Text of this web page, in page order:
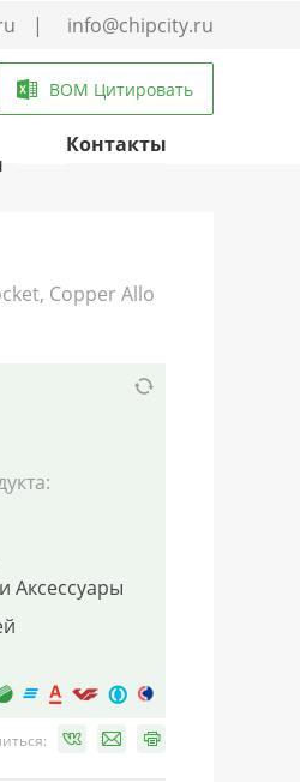
| info@chipcity.ru
BOM Цитировать
Контакты
Copper Allo
Аксессуары